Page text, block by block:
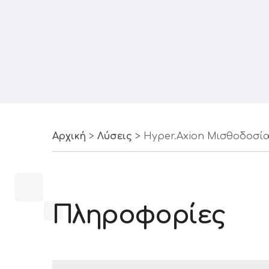
Αρχική > Λύσεις > Hyper.Axion
Πληροφορίες